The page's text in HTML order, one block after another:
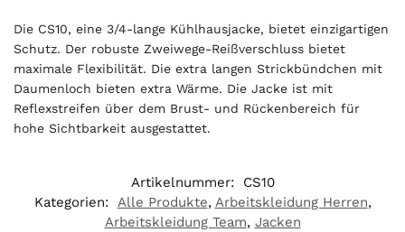
Die CS10, eine 3/4-lange Kühlhausjacke, bietet einzigartigen
Schutz. Der robuste Zweiwege-Reißverschluss bietet
maximale Flexibilität. Die extra langen Strickbündchen mit
Daumenloch bieten extra Wärme. Die Jacke ist mit
Reflexstreifen über dem Brust- und Rückenbereich für
hohe Sichtbarkeit ausgestattet.
Artikelnummer:
CS10
Kategorien: Alle Produkte, Arbeitskleidung Herren,
Arbeitskleidung Team, Jacken